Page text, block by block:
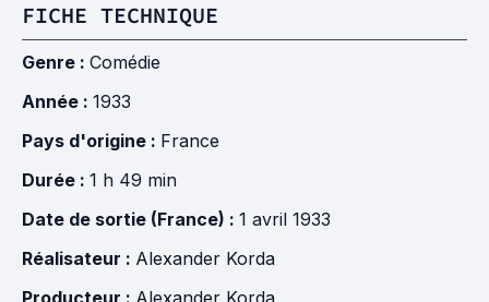
FICHE TECHNIQUE
Genre : Comédie
Année : 1933
Pays d'origine : France
Durée : 1 h 49 min
Date de sortie (France) : 1 avril 1933
Réalisateur : Alexander Korda
Producteur : Alexander Korda